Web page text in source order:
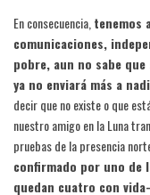
En consecuencia, tenemos
comunicaciones,
pobre, aun no sabe
ya no enviará más a
decir que no existe o que
nuestro amigo en la Luna
pruebas de la presencia
confirmado por uno de
quedan cuatro con